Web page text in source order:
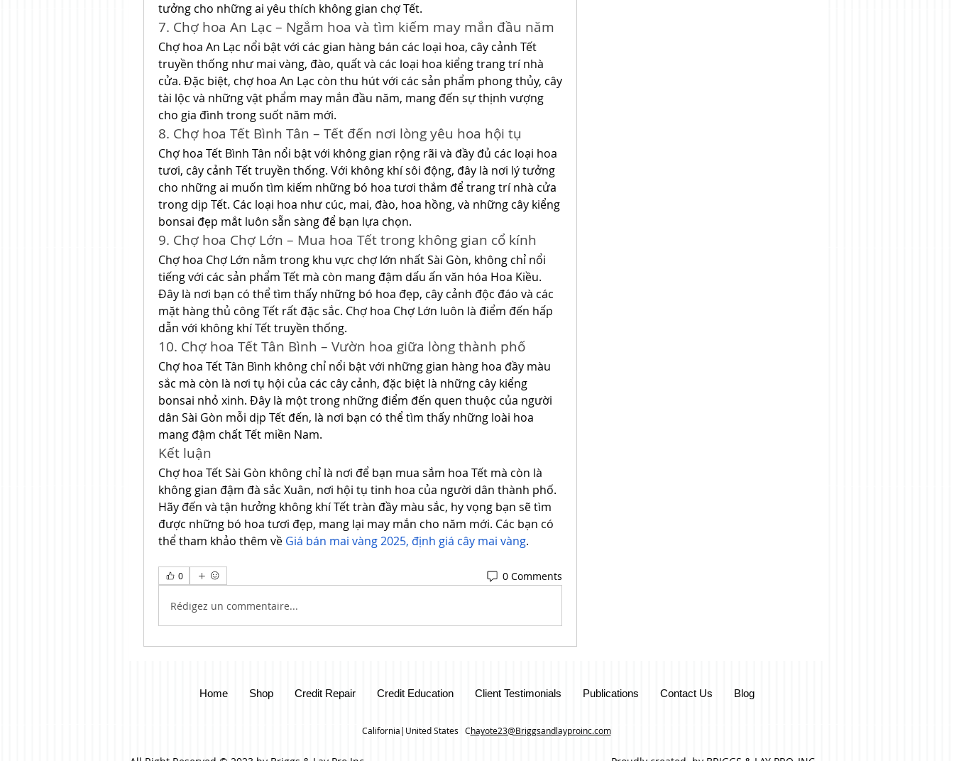
tưởng cho những ai yêu thích không gian chợ Tết.
7. Chợ hoa An Lạc – Ngắm hoa và tìm kiếm may mắn đầu năm
Chợ hoa An Lạc nổi bật với các gian hàng bán các loại hoa, cây cảnh Tết
truyền thống như mai vàng, đào, quất và các loại hoa kiểng trang trí nhà
cửa. Đặc biệt, chợ hoa An Lạc còn thu hút với các sản phẩm phong thủy, cây
tài lộc và những vật phẩm may mắn đầu năm, mang đến sự thịnh vượng
cho gia đình trong suốt năm mới.
8. Chợ hoa Tết Bình Tân – Tết đến nơi lòng yêu hoa hội tụ
Chợ hoa Tết Bình Tân nổi bật với không gian rộng rãi và đầy đủ các loại hoa
tươi, cây cảnh Tết truyền thống. Với không khí sôi động, đây là nơi lý tưởng
cho những ai muốn tìm kiếm những bó hoa tươi thắm để trang trí nhà cửa
trong dịp Tết. Các loại hoa như cúc, mai, đào, hoa hồng, và những cây kiểng
bonsai đẹp mắt luôn sẵn sàng để bạn lựa chọn.
9. Chợ hoa Chợ Lớn – Mua hoa Tết trong không gian cổ kính
Chợ hoa Chợ Lớn nằm trong khu vực chợ lớn nhất Sài Gòn, không chỉ nổi
tiếng với các sản phẩm Tết mà còn mang đậm dấu ấn văn hóa Hoa Kiều.
Đây là nơi bạn có thể tìm thấy những bó hoa đẹp, cây cảnh độc đáo và các
mặt hàng thủ công Tết rất đặc sắc. Chợ hoa Chợ Lớn luôn là điểm đến hấp
dẫn với không khí Tết truyền thống.
10. Chợ hoa Tết Tân Bình – Vườn hoa giữa lòng thành phố
Chợ hoa Tết Tân Bình không chỉ nổi bật với những gian hàng hoa đầy màu
sắc mà còn là nơi tụ hội của các cây cảnh, đặc biệt là những cây kiểng
bonsai nhỏ xinh. Đây là một trong những điểm đến quen thuộc của người
dân Sài Gòn mỗi dịp Tết đến, là nơi bạn có thể tìm thấy những loài hoa
mang đậm chất Tết miền Nam.
Kết luận
Chợ hoa Tết Sài Gòn không chỉ là nơi để bạn mua sắm hoa Tết mà còn là
không gian đậm đà sắc Xuân, nơi hội tụ tinh hoa của người dân thành phố.
Hãy đến và tận hưởng không khí Tết tràn đầy màu sắc, hy vọng bạn sẽ tìm
được những bó hoa tươi đẹp, mang lại may mắn cho năm mới. Các bạn có
thể tham khảo thêm về Giá bán mai vàng 2025, định giá cây mai vàng.
0 0 Comments
Rédigez un commentaire...
Home Shop Credit Repair Credit Education Client Testimonials Publications Contact Us Blog
California|United States Chayote23@Briggsandlayproinc.com